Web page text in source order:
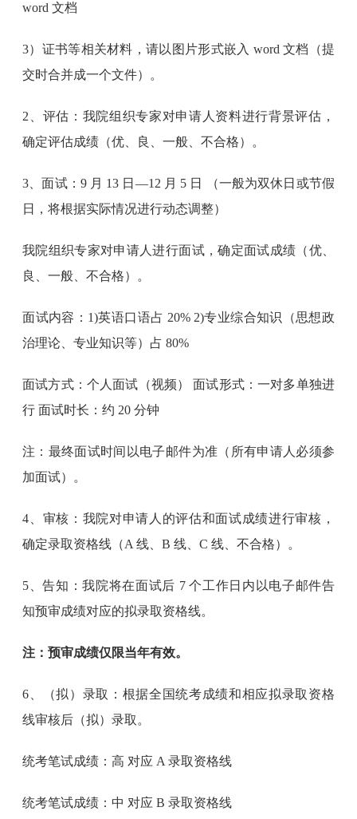
word 文档
3）证书等相关材料，请以图片形式嵌入 word 文档（提
交时合并成一个文件）。
2、评估：我院组织专家对申请人资料进行背景评估，
确定评估成绩（优、良、一般、不合格）。
3、面试：9 月 13 日—12 月 5 日 （一般为双休日或节假
日，将根据实际情况进行动态调整）
我院组织专家对申请人进行面试，确定面试成绩（优、
良、一般、不合格）。
面试内容：1)英语口语占 20% 2)专业综合知识（思想政
治理论、专业知识等）占 80%
面试方式：个人面试（视频） 面试形式：一对多单独进
行 面试时长：约 20 分钟
注：最终面试时间以电子邮件为准（所有申请人必须参
加面试）。
4、审核：我院对申请人的评估和面试成绩进行审核，
确定录取资格线（A 线、B 线、C 线、不合格）。
5、告知：我院将在面试后 7 个工作日内以电子邮件告
知预审成绩对应的拟录取资格线。
注：预审成绩仅限当年有效。
6、（拟）录取：根据全国统考成绩和相应拟录取资格
线审核后（拟）录取。
统考笔试成绩：高 对应 A 录取资格线
统考笔试成绩：中 对应 B 录取资格线